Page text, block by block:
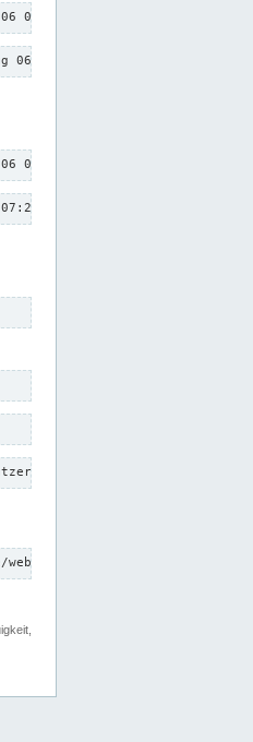
07:21:01 CEST 2026/down.txt"
06 07:21:01 CEST 2026/down.txt"
07:21:01 CEST 2026/down.txt"
CEST 2026/down.txt"
files/testdatei.txt"
nutzer/files"